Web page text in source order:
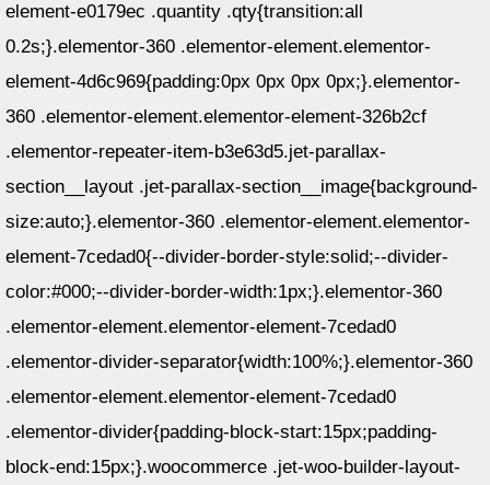
element-e0179ec .quantity .qty{transition:all
0.2s;}.elementor-360 .elementor-element.elementor-
element-4d6c969{padding:0px 0px 0px 0px;}.elementor-
360 .elementor-element.elementor-element-326b2cf
.elementor-repeater-item-b3e63d5.jet-parallax-
section__layout .jet-parallax-section__image{background-
size:auto;}.elementor-360 .elementor-element.elementor-
element-7cedad0{--divider-border-style:solid;--divider-
color:#000;--divider-border-width:1px;}.elementor-360
.elementor-element.elementor-element-7cedad0
.elementor-divider-separator{width:100%;}.elementor-360
.elementor-element.elementor-element-7cedad0
.elementor-divider{padding-block-start:15px;padding-
block-end:15px;}.woocommerce .jet-woo-builder-layout-